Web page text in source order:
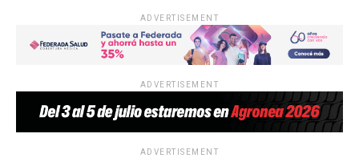
ADVERTISEMENT
ADVERTISEMENT
ADVERTISEMENT